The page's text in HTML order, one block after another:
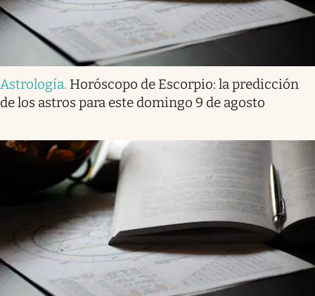
Astrología. Horóscopo de Escorpio: la predicción
de los astros para este domingo 9 de agosto